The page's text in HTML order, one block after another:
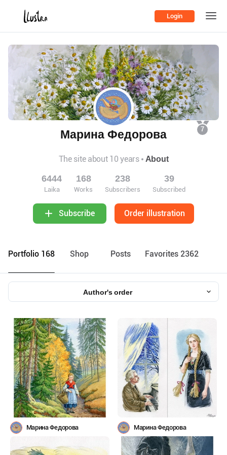
Login
7
Марина Федорова
The site about 10 years About
6444
Laika
168
Works
238
Subscribers
39
Subscribed
Subscribe Order illustration
Portfolio 168 Shop Posts Favorites 2362
Author's order
Марина Федорова Марина Федорова